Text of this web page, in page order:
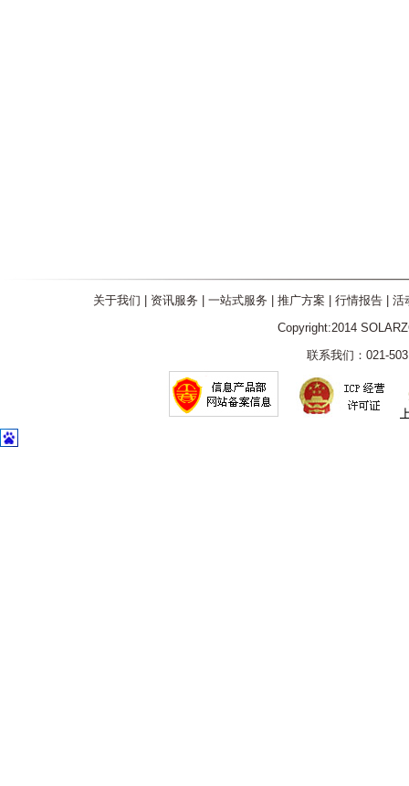
关于我们 资讯服务 一站式服务 推广方案 行情报告| 活
Copyright:2014
联系我们：021-